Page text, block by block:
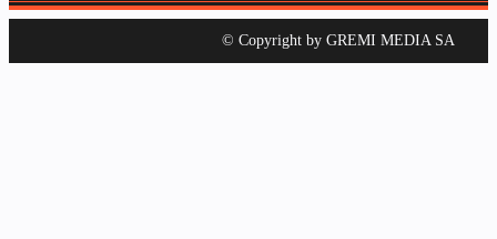
© Copyright by GREMI MEDIA SA